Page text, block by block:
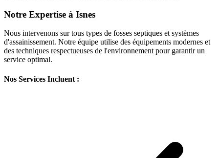
Notre Expertise à Isnes
Nous intervenons sur tous types de fosses septiques et systèmes
d'assainissement. Notre équipe utilise des équipements modernes et
des techniques respectueuses de l'environnement pour garantir un
service optimal.
Nos Services Incluent :